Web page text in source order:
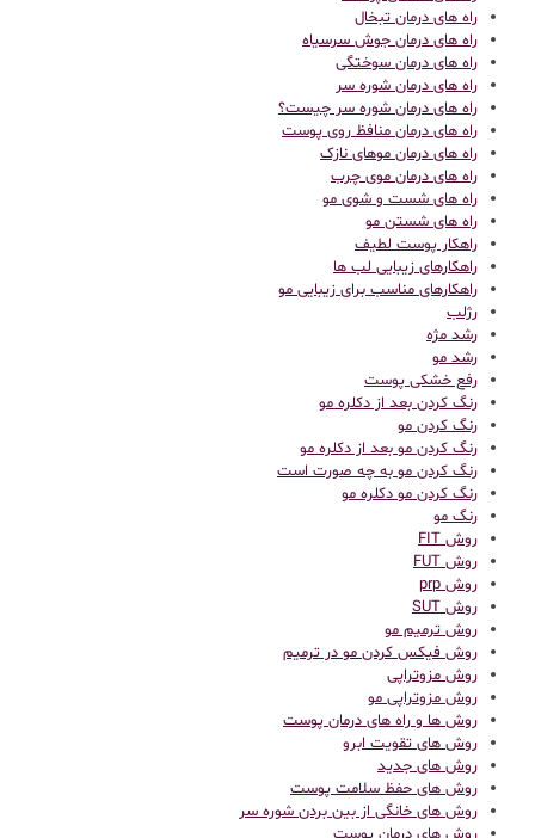
راه های درمان تبخال
راه های درمان جوش سرسیاه
راه های درمان سوختگی
راه های درمان شوره سر
راه های درمان شوره سر چیست؟
راه های درمان منافظ روی پوست
راه های درمان موهای نازک
راه های درمان موی چرب
راه های شست و شوی مو
راه های شستن مو
راهکار پوست لطیف
راهکارهای زیبایی لب ها
راهکارهای مناسب برای زیبایی مو
رژلب
رشد مژه
رشد مو
رفع خشکی پوست
رنگ کردن بعد از دکلره مو
رنگ کردن مو
رنگ کردن مو بعد از دکلره مو
رنگ کردن مو به چه صورت است
رنگ کردن مو دکلره مو
رنگ مو
روش FIT
روش FUT
روش prp
روش SUT
روش ترمیم مو
روش فیکس کردن مو در ترمیم
روش مزوتراپی
روش مزوتراپی مو
روش ها و راه های درمان پوست
روش های تقویت ابرو
روش های جدید
روش های حفظ سلامت پوست
روش های خانگی از بین بردن شوره سر